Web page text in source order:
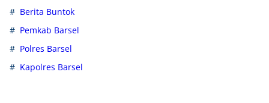
Berita Buntok
Pemkab Barsel
Polres Barsel
Kapolres Barsel